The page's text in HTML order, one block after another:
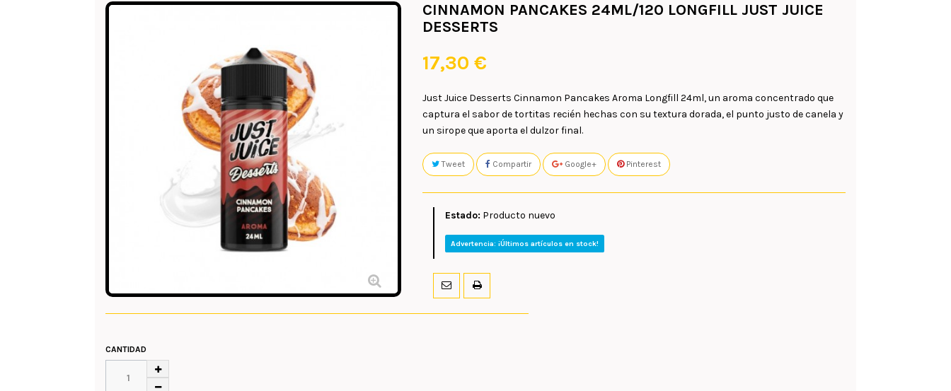
CINNAMON PANCAKES 24ML/120 LONGFILL JUST JUICE
DESSERTS
17,30 €
Just Juice Desserts Cinnamon Pancakes Aroma Longfill 24ml, un aroma concentrado que
captura el sabor detortitas recién hechas con su textura dorada, el punto justo decanelay
un siropeque aporta el dulzor final.
Tweet Compartir Google+ Pinterest
Estado: Producto nuevo
Advertencia: ¡Últimos artículos en stock!
CANTIDAD